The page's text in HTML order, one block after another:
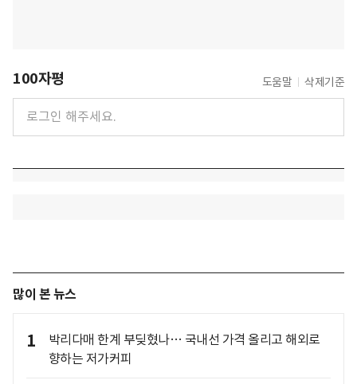
100자평 도움말 삭제기준
많이 본 뉴스
1
박리다매 한계 부딪혔나… 국내선 가격 올리고 해외로
향하는 저가커피